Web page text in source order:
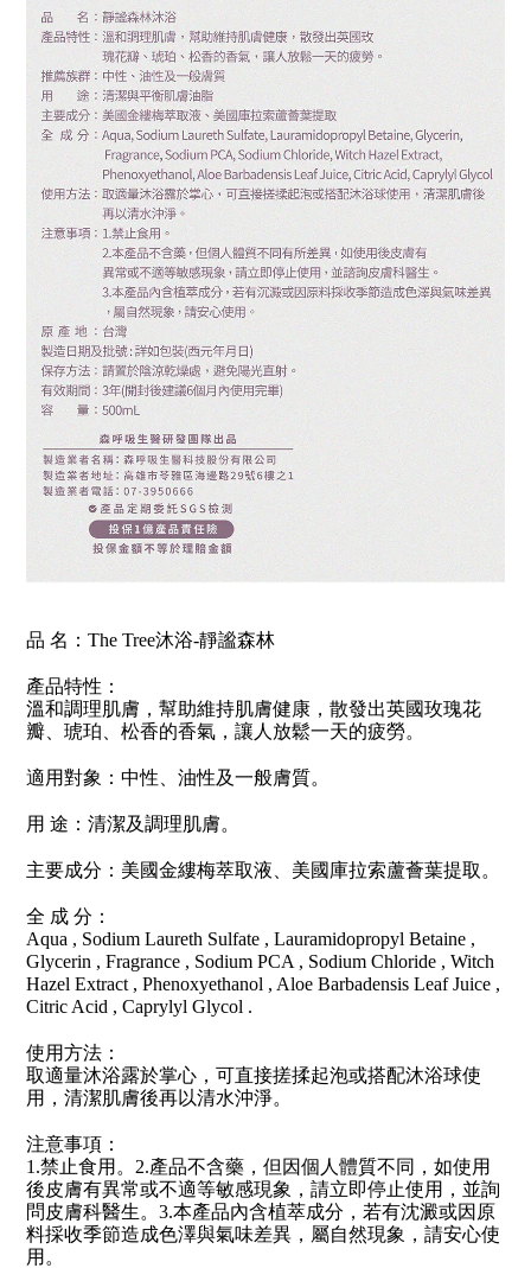
品 名：The Tree沐浴-靜謐森林
產品特性：
溫和調理肌膚，幫助維持肌膚健康，散發出英國玫瑰花
瓣、琥珀、松香的香氣，讓人放鬆一天的疲勞。
適用對象：中性、油性及一般膚質。
用 途：清潔及調理肌膚。
主要成分：美國金縷梅萃取液、美國庫拉索蘆薈葉提取。
全 成 分：
Aqua , Sodium Laureth Sulfate , Lauramidopropyl Betaine ,
Glycerin , Fragrance , Sodium PCA , Sodium Chloride , Witch
Hazel Extract , Phenoxyethanol , Aloe Barbadensis Leaf Juice ,
Citric Acid , Caprylyl Glycol .
使用方法：
取適量沐浴露於掌心，可直接搓揉起泡或搭配沐浴球使
用，清潔肌膚後再以清水沖淨。
注意事項：
1.禁止食用。2.產品不含藥，但因個人體質不同，如使用
後皮膚有異常或不適等敏感現象，請立即停止使用，並詢
問皮膚科醫生。3.本產品內含植萃成分，若有沈澱或因原
料採收季節造成色澤與氣味差異，屬自然現象，請安心使
用。